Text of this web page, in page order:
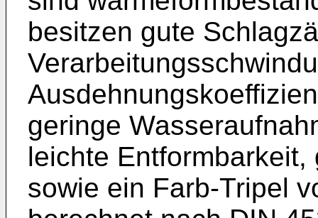
besitzen gute
geringe
leichte
sowie ein Farb-Tripel